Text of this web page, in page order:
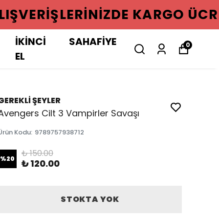
ÜCRETSIZ
İKİNCİ
EL
SAHAFİYE 0
ŞEYLER
Cilt 3 Vampirler Savaşı
Kodu: 9789757938712
%20 ₺ 150.00
₺ 120.00
STOKTA YOK